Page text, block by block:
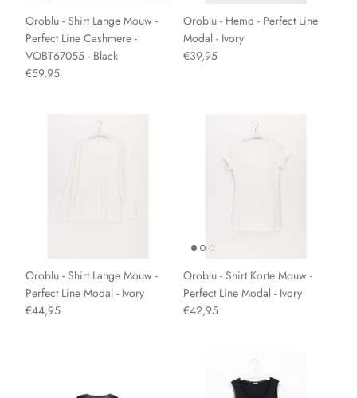
Oroblu - Shirt Lange Mouw -
Perfect Line Cashmere -
VOBT67055 - Black
€59,95
Oroblu - Hemd - Perfect Line
Modal - Ivory
€39,95
Oroblu - Shirt Lange Mouw -
Perfect Line Modal - Ivory
€44,95
Oroblu - Shirt Korte Mouw -
Perfect Line Modal - Ivory
€42,95